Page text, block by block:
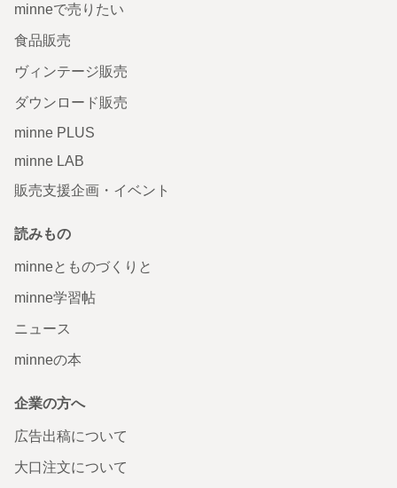
minneで売りたい
食品販売
ヴィンテージ販売
ダウンロード販売
minne PLUS
minne LAB
販売支援企画・イベント
読みもの
minneとものづくりと
minne学習帖
ニュース
minneの本
企業の方へ
広告出稿について
大口注文について